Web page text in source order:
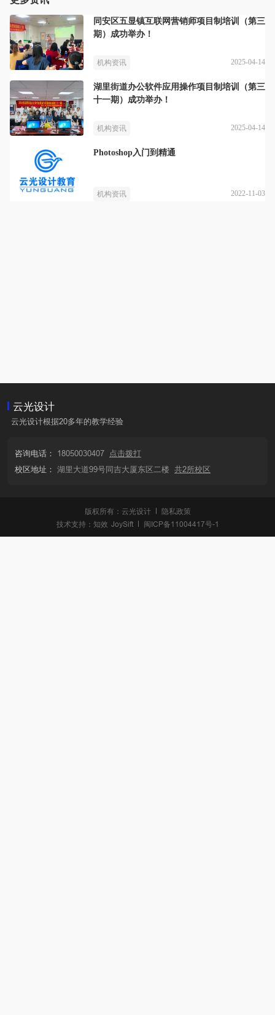
同安区五显镇互联网营销师项目制培训（第三
期）成功举办！
机构资讯 2025-04-14
湖里街道办公软件应用操作项目制培训（第三
十一期）成功举办！
机构资讯 2025-04-14
Photoshop入门到精通
机构资讯 2022-11-03
云光设计
云光设计根据20多年的教学经验
咨询电话： 18050030407
点击拨打
校区地址： 湖里大道99号同吉大厦东区二楼 共2所校区
版权所有：云光设计
隐私政策
技术支持： 知效 JoySift 闽ICP备11004417号-1